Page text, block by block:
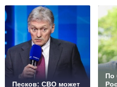
Песков: СВО может
По